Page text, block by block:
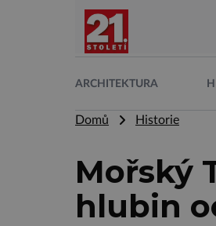
ARCHITEKTURA
Domů Historie
Mořský
hlubin